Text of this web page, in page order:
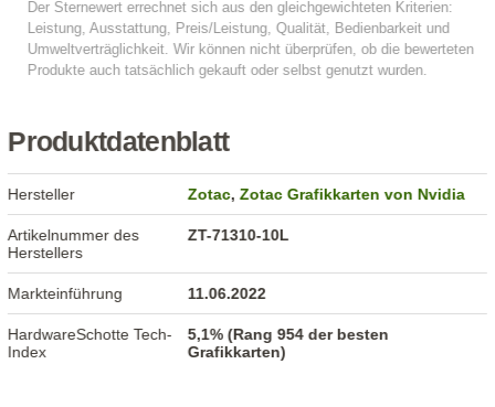
Produktdatenblatt
Hersteller Zotac,Zotac Grafikkarten von Nvidia
Artikelnummer des
Herstellers
ZT-71310-10L
Markteinführung 11.06.2022
HardwareSchotte Tech-
Index
5,1% (Rang 954 der besten
Grafikkarten)